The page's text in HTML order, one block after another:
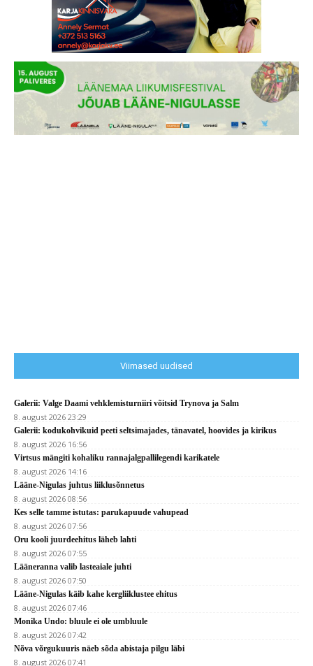
Viimased uudised
Galerii: Valge Daami vehklemisturniiri võitsid Trynova ja Salm
8. august 2026 23:29
Galerii: kodukohvikuid peeti seltsimajades, tänavatel, hoovides ja kirikus
8. august 2026 16:56
Virtsus mängiti kohaliku rannajalgpallilegendi karikatele
8. august 2026 14:16
Lääne-Nigulas juhtus liiklusõnnetus
8. august 2026 08:56
Kes selle tamme istutas: parukapuude vahupead
8. august 2026 07:56
Oru kooli juurdeehitus läheb lahti
8. august 2026 07:55
Lääneranna valib lasteaiale juhti
8. august 2026 07:50
Lääne-Nigulas käib kahe kergliiklustee ehitus
8. august 2026 07:46
Monika Undo: bluule ei ole umbluule
8. august 2026 07:42
Nõva võrgukuuris näeb sõda abistaja pilgu läbi
8. august 2026 07:41